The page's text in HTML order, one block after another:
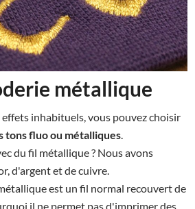
métallique
effets inhabituels, vous pouvez choisir
tons fluo ou métalliques
du fil métallique ? Nous avons
d'argent et de cuivre.
est un fil normal recouvert de
il ne permet pas d'imprimer des